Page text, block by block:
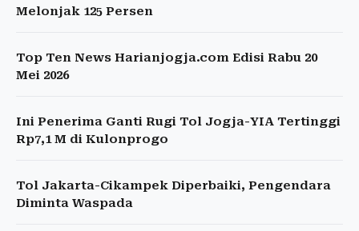
Melonjak 125 Persen
Top Ten News Harianjogja.com Edisi Rabu 20
Mei 2026
Ini Penerima Ganti Rugi Tol Jogja-YIA Tertinggi
Rp7,1 M di Kulonprogo
Tol Jakarta-Cikampek Diperbaiki, Pengendara
Diminta Waspada